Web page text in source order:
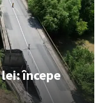
începe